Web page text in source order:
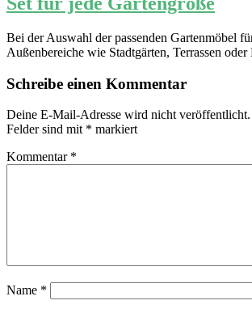
Bei der Auswahl der passenden Gartenmöbel
Außenbereiche wie Stadtgärten, Terrassen
Schreibe einen Kommentar
Deine E-Mail-Adresse wird nicht veröffentlicht.
Felder sind mit * markiert
Kommentar *
Name *